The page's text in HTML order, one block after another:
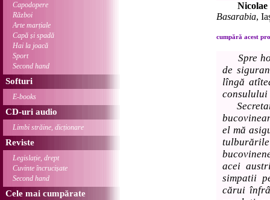
Capodopere
Război
Arte marțiale
Capă și spadă
Hai la joacă
Sport
Second hand
Softuri
E-books
CD-uri audio
Limbi străine, dicționare
Reviste
Legislație, drept
Cuvinte încrucișate
Second hand
Cele mai cumpărate
Basarabia,
cumpără acest
Spre
de
lîngă
consulului
el mă
acei
simpatii
cărui